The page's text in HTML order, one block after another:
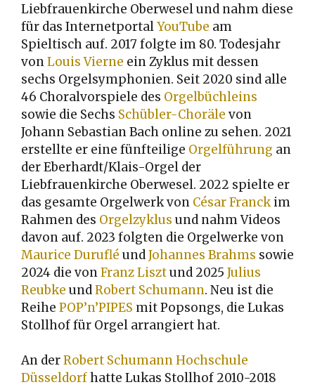
Liebfrauenkirche Oberwesel und nahm diese
für das InternetportalYouTube am
Spieltisch auf. 2017 folgte im 80. Todesjahr
vonLouis Vierne ein Zyklus mit dessen
sechs Orgelsymphonien. Seit 2020 sind alle
46 Choralvorspiele des Orgelbüchleins
sowie die Sechs Schübler-Choräle von
Johann Sebastian Bach online zu sehen. 2021
erstellte er eine fünfteilige Orgelführung an
der Eberhardt/Klais-Orgel der
Liebfrauenkirche Oberwesel. 2022 spielte er
das gesamte Orgelwerk von César Franckim
Rahmen des Orgelzyklus und nahm Videos
davon auf. 2023 folgten die Orgelwerke von
Maurice Duruflé undJohannes Brahms sowie
2024 die vonFranz Lisztund 2025 Julius
Reubke undRobert Schumann. Neu ist die
Reihe POP’n’PIPES mit Popsongs, die Lukas
Stollhof für Orgel arrangiert hat.
An derRobert Schumann Hochschule
Düsseldorfhatte Lukas Stollhof 2010-2018